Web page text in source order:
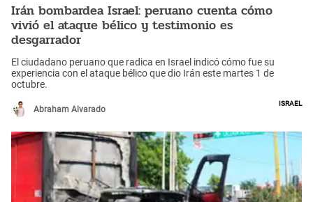
Irán bombardea Israel: peruano cuenta cómo
vivió el ataque bélico y testimonio es
desgarrador
El ciudadano peruano que radica en Israel indicó cómo fue su
experiencia con el ataque bélico que dio Irán este martes 1 de
octubre.
Abraham Alvarado
Israel